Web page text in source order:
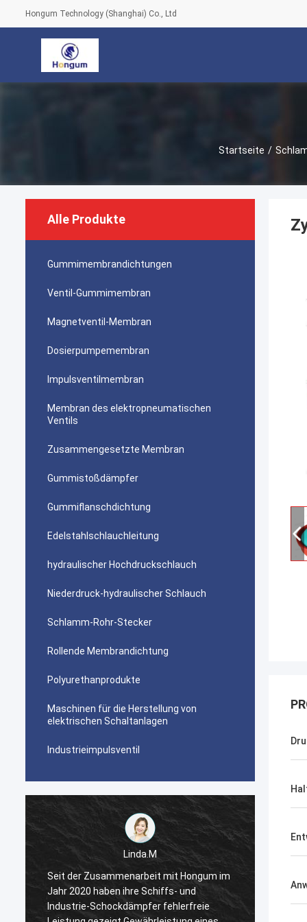
Hongum Technology (Shanghai) Co., Ltd
Startseite /
Alle Produkte
Gummimembrandichtungen
Ventil-Gummimembran
Magnetventil-Membran
Dosierpumpemembran
Impulsventilmembran
Membran des elektropneumatischen
Ventils
Zusammengesetzte Membran
Gummistoßdämpfer
Gummiflanschdichtung
Edelstahlschlauchleitung
hydraulischer Hochdruckschlauch
Niederdruck-hydraulischer Schlauch
Schlamm-Rohr-Stecker
Rollende Membrandichtung
Polyurethanprodukte
Maschinen für die Herstellung von
elektrischen Schaltanlagen
Industrieimpulsventil
Linda.M
Seit der Zusammenarbeit mit Hongum im
Jahr 2020 haben ihre Schiffs- und
Industrie-Schockdämpfer fehlerfreie
Jahr